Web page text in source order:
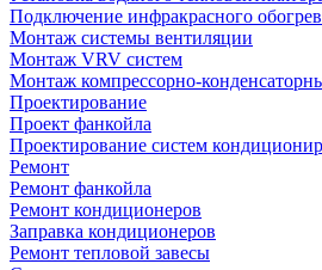
Подключение инфракрасного
Монтаж системы вентиляции
Монтаж VRV систем
Монтаж компрессорно-
Проектирование
Проект фанкойла
Проектирование систем
Ремонт
Ремонт фанкойла
Ремонт кондиционеров
Заправка кондиционеров
Ремонт тепловой завесы